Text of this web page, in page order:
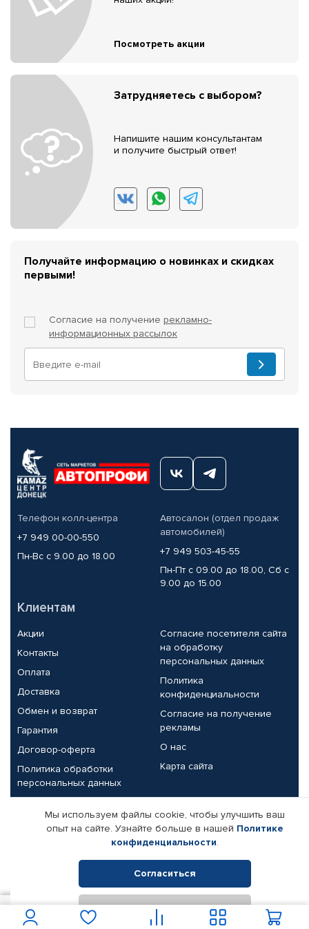
Посмотреть акции
Затрудняетесь с выбором?
Напишите нашим консультантам
и получите быстрый ответ!
Получайте информацию о новинках и скидках
первыми!
Согласие на получение рекламно-
информационных рассылок
Телефон колл-центра
+7 949 00-00-550
Пн-Вс с 9.00 до 18.00
Автосалон (отдел продаж
автомобилей)
+7 949 503-45-55
Пн-Пт с 09.00 до 18.00, Сб с
9.00 до 15.00
Клиентам
Акции
Контакты
Оплата
Доставка
Обмен и возврат
Гарантия
Договор-оферта
Политика обработки
персональных данных
Согласие посетителя сайта
на обработку
персональных данных
Политика
конфиденциальности
Согласие на получение
рекламы
О нас
Карта сайта
Партнерам
Корпоративным клиентам
Поставщикам
Реквизиты компании
© КАМАЗ ЦЕНТР ДОНЕЦК, 2015-2026. Все права защищены.
Интернет-магазин автомобильных товаров Автопрофи.
Мы используем файлы cookie, чтобы улучшить ваш
опыт на сайте. Узнайте больше в нашей Политике
конфиденциальности.
Согласиться
Отклонить
В корзину